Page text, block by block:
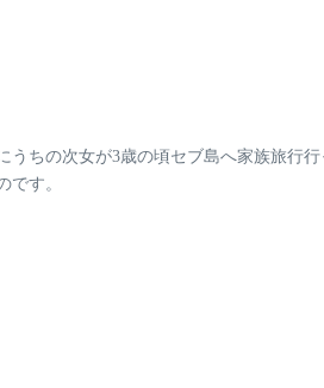
ちの次女が3歳の頃セブ島へ家族旅行行
です。